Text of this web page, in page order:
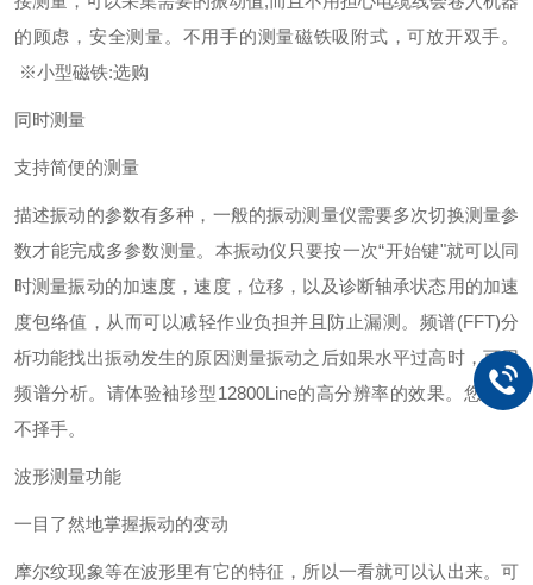
的顾虑，安全测量。 不用手的测量磁铁吸附式，可放开双手。
※小型磁铁:选购
同时测量
支持简便的测量
描述振动的参数有多种，一般的振动测量仪需要多次切换测量参
数才能完成多参数测量。本振动仪只要按一次“开始键"就可以同
时测量振动的加速度，速度，位移，以及诊断轴承状态用的加速
度包络值，从而可以减轻作业负担并且防止漏测。 频谱(FFT)分
析功能找出振动发生的原因测量振动之后如果水平过高时，可用
频谱分析。请体验袖珍型12800Line的高分辨率的效果。您会爱
不择手。
波形测量功能
一目了然地掌握振动的变动
摩尔纹现象等在波形里有它的特征，所以一看就可以认出来。可